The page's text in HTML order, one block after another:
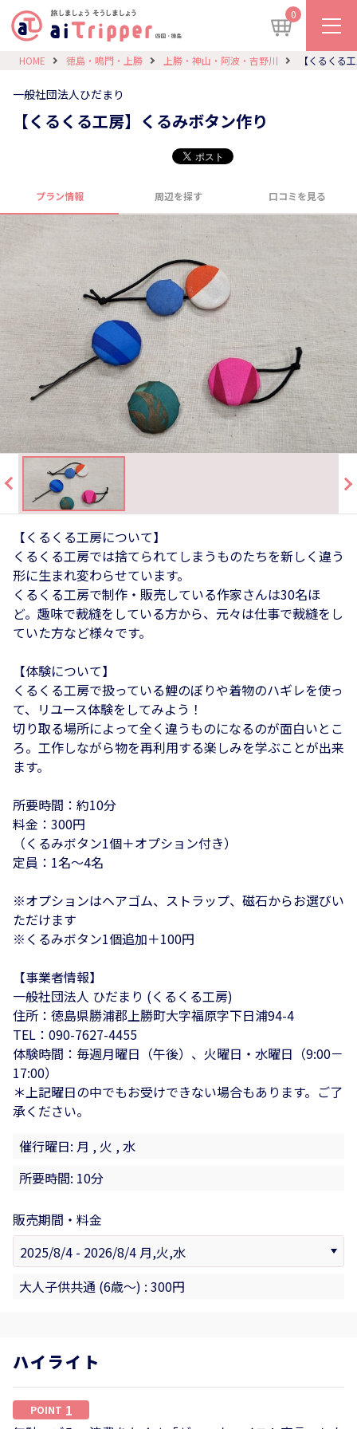
0
HOME 徳島・鳴門・上勝 上勝・神山・阿波・吉野川 【くるくる
一般社団法人ひだまり
【くるくる工房】くるみボタン作り
プラン情報 周辺を探す 口コミを見る
【くるくる工房について】
くるくる工房では捨てられてしまうものたちを新しく違う
形に生まれ変わらせています。
くるくる工房で制作・販売している作家さんは30名ほ
ど。趣味で裁縫をしている方から、元々は仕事で裁縫をし
ていた方など様々です。
【体験について】
くるくる工房で扱っている鯉のぼりや着物のハギレを使っ
て、リユース体験をしてみよう！
切り取る場所によって全く違うものになるのが面白いとこ
ろ。工作しながら物を再利用する楽しみを学ぶことが出来
ます。
所要時間：約10分
料金：300円
（くるみボタン1個＋オプション付き）
定員：1名～4名
※オプションはヘアゴム、ストラップ、磁石からお選びい
ただけます
※くるみボタン1個追加＋100円
【事業者情報】
一般社団法人 ひだまり (くるくる工房)
住所：徳島県勝浦郡上勝町大字福原字下日浦94-4
TEL：090-7627-4455
体験時間：毎週月曜日（午後）、火曜日・水曜日（9:00－
17:00）
＊上記曜日の中でもお受けできない場合もあります。ご了
承ください。
催行曜日: 月 , 火 , 水
所要時間: 10分
販売期間・料金
大人子供共通 (6歳〜) : 300円
ハイライト
POINT 1